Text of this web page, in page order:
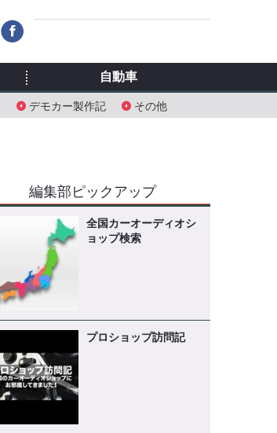
デモカー製作記 その他
自動車
編集部ピックアップ
全国カーオーディオシ
ョップ検索
プロショップ訪問記